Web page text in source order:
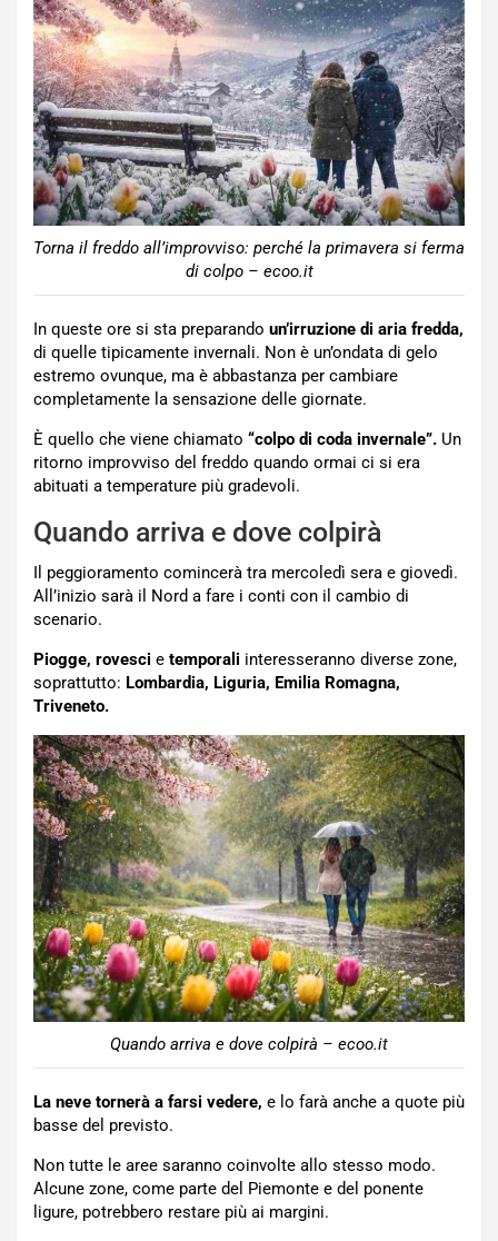
Torna il freddo all’improvviso: perché la primavera si ferma
di colpo – ecoo.it
In queste ore si sta preparando un’irruzione di aria fredda,
di quelle tipicamente invernali. Non è un’ondata di gelo
estremo ovunque, ma è abbastanza per cambiare
completamente la sensazione delle giornate.
È quello che viene chiamato “colpo di coda invernale”. Un
ritorno improvviso del freddo quando ormai ci si era
abituati a temperature più gradevoli.
Quando arriva e dove colpirà
Il peggioramento comincerà tra mercoledì sera e giovedì.
All’inizio sarà il Nord a fare i conti con il cambio di
scenario.
Piogge, rovesci e temporali interesseranno diverse zone,
soprattutto: Lombardia, Liguria, Emilia Romagna,
Triveneto.
Quando arriva e dove colpirà – ecoo.it
La neve tornerà a farsi vedere, e lo farà anche a quote più
basse del previsto.
Non tutte le aree saranno coinvolte allo stesso modo.
Alcune zone, come parte del Piemonte e del ponente
ligure, potrebbero restare più ai margini.